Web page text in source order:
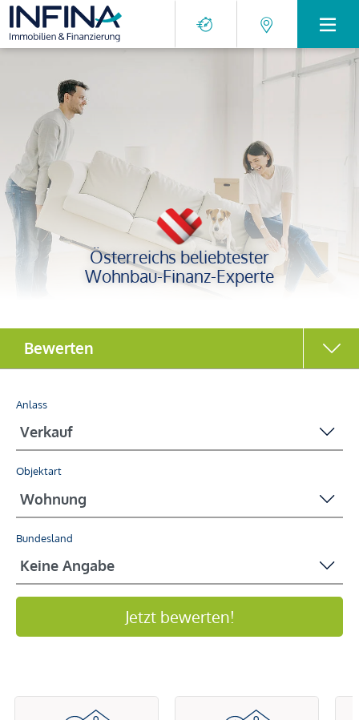
Österreichs beliebtester
Wohnbau-Finanz-Experte
Anlass
Objektart
Bundesland
Jetzt bewerten!
Bewerten